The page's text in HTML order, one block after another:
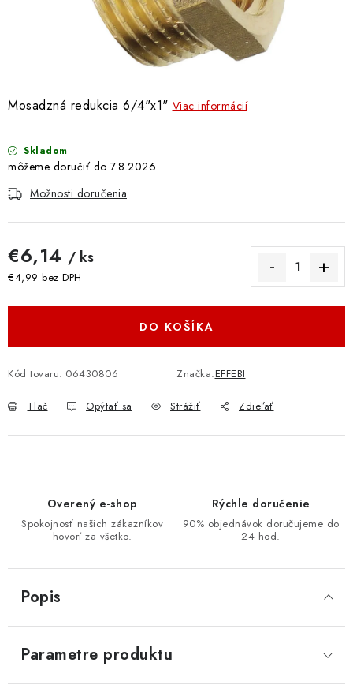
Doprava a Platba
Mosadzná redukcia 6/4"x1" Viac informácií
Skladom
7.8.2026
Možnosti doručenia
€6,14 / ks
€4,99 bez DPH
DO KOŠÍKA
Kód tovaru: 06430806 Značka:EFFEBI
Tlač Opýtať sa Strážiť Zdieľať
Overený e-shop
Spokojnosť našich zákazníkov
hovorí za všetko.
Rýchle doručenie
90% objednávok doručujeme do
24 hod.
Popis
Parametre produktu